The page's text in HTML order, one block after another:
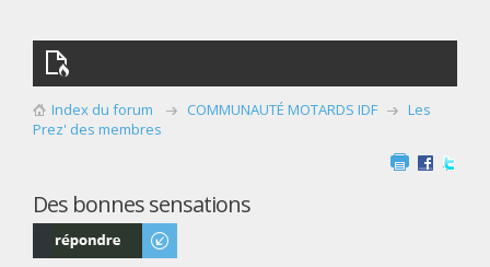
Qui sommes nous
Les membres
Index du forum COMMUNAUTÉ MOTARDS IDF
Les
Prez' des membres
Des bonnes sensations
Répondre